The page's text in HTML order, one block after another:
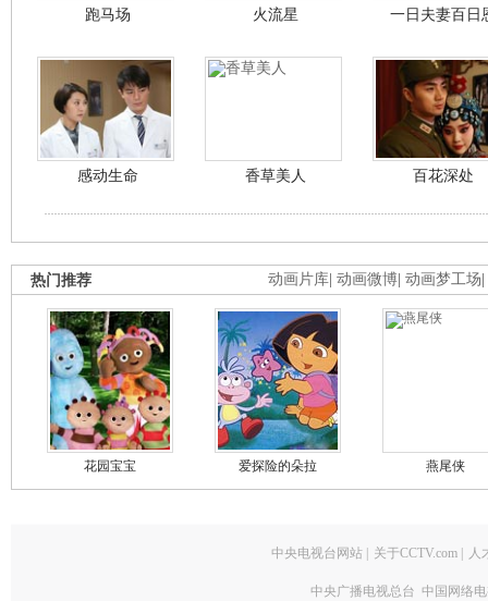
跑马场 火流星 一日夫妻百日
感动生命 香草美人 百花深处
动画片库 动画微博 动画梦工场
热门推荐
花园宝宝 爱探险的朵拉 燕尾侠
中央电视台网站 | 关于CCTV.com | 人
中央广播电视总台 中国网络